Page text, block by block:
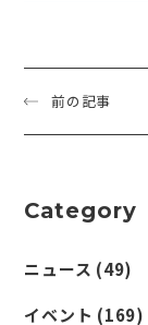
前の記事
Category
ニュース (49)
イベント (169)